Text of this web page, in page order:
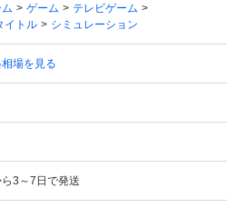
ゲーム
テレビゲーム
イトル シミュレーション
場を見る
3～7日で発送